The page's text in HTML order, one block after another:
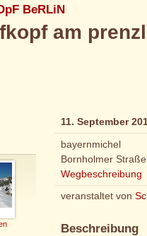
BeRLiN
am
11. September
bayernmichel
Bornholmer
Wegbeschreibung
veranstaltet von
Beschreibung